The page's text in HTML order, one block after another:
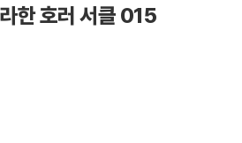
한 호러 서클 015